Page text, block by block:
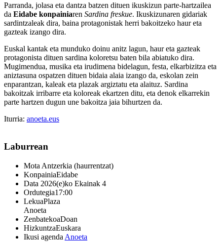
Parranda, jolasa eta dantza batzen dituen ikuskizun parte-hartzailea
da Eidabe konpainiaren Sardina freskue. Ikuskizunaren gidariak
sardintzaleak dira, baina protagonistak herri bakoitzeko haur eta
gazteak izango dira.
Euskal kantak eta munduko doinu anitz lagun, haur eta gazteak
protagonista dituen sardina koloretsu baten bila abiatuko dira.
Mugimendua, musika eta irudimena bidelagun, festa, elkarbizitza eta
aniztasuna ospatzen dituen bidaia alaia izango da, eskolan zein
enparantzan, kaleak eta plazak argiztatu eta alaituz. Sardina
bakoitzak irribarre eta koloreak ekartzen ditu, eta denok elkarrekin
parte hartzen dugun une bakoitza jaia bihurtzen da.
Iturria: anoeta.eus
Laburrean
Mota Antzerkia (haurrentzat)
KonpainiaEidabe
Data 2026(e)ko Ekainak 4
Ordutegia17:00
LekuaPlaza
Anoeta
ZenbatekoaDoan
HizkuntzaEuskara
Ikusi agenda Anoeta